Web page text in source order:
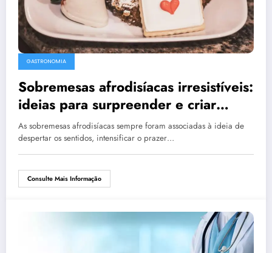
GASTRONOMIA
Sobremesas afrodisíacas irresistíveis:
ideias para surpreender e criar
momentos especiais a dois
As sobremesas afrodisíacas sempre foram associadas à ideia de
despertar os sentidos, intensificar o prazer…
Consulte Mais Informação